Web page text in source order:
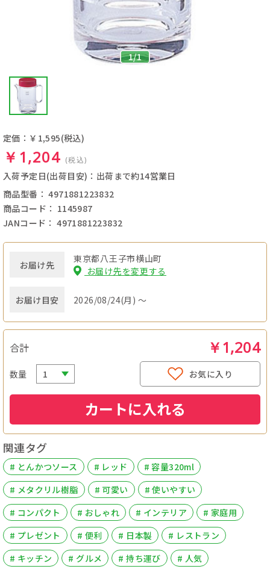
1/1
定価：￥1,595(税込)
￥1,204 (税込)
入荷予定日(出荷目安)：出荷まで約14営業日
商品型番： 4971881223832
商品コード： 1145987
JANコード： 4971881223832
お届け先
東京都八王子市横山町
お届け先を変更する
お届け目安 2026/08/24(月) ～
合計 ￥1,204
数量 お気に入り
カートに入れる
関連タグ
# とんかつソース # レッド
# 容量320ml
# メタクリル樹脂
# 可愛い
# 使いやすい
# コンパクト
# おしゃれ # インテリア
# 家庭用
# プレゼント
# 便利 # 日本製
# レストラン
# キッチン
# グルメ # 持ち運び
# 人気